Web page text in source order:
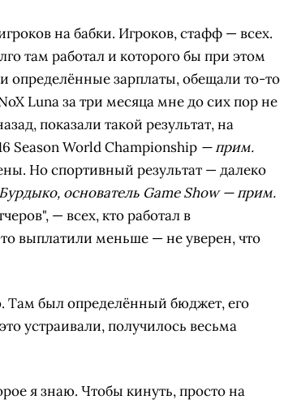
на бабки. Игроков, стафф — всех.
там работал и которого бы при этом
определённые зарплаты, обещали то-то
Luna за три месяца мне до сих пор не
показали такой результат, на
Season World Championship — прим.
Но спортивный результат — далеко
основатель Game Show — прим.
— всех, кто работал в
выплатили меньше — не уверен, что
Там был определённый бюджет, его
устраивали, получилось весьма
я знаю. Чтобы кинуть, просто на